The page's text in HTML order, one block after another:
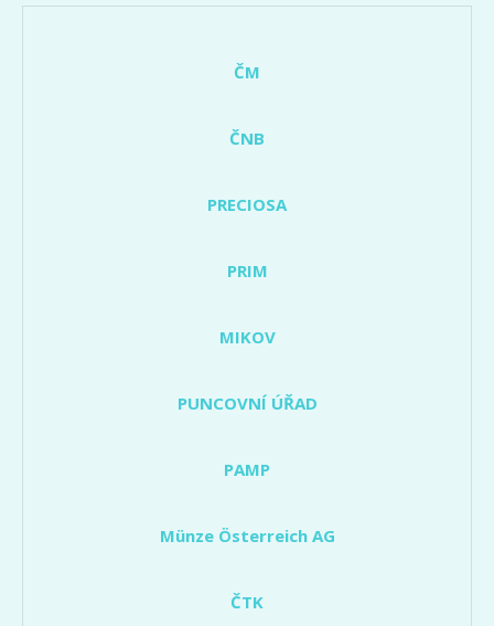
ČM
ČNB
PRECIOSA
PRIM
MIKOV
PUNCOVNÍ ÚŘAD
PAMP
Münze Österreich AG
ČTK